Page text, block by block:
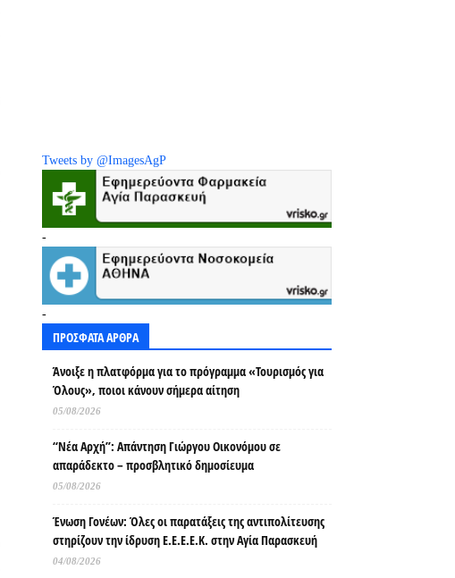
Tweets by @ImagesAgP
-
-
ΠΡΟΣΦΑΤΑ ΑΡΘΡΑ
Άνοιξε η πλατφόρμα για το πρόγραμμα «Τουρισμός για
Όλους», ποιοι κάνουν σήμερα αίτηση
05/08/2026
“Νέα Αρχή”: Απάντηση Γιώργου Οικονόμου σε
απαράδεκτο – προσβλητικό δημοσίευμα
05/08/2026
Ένωση Γονέων: Όλες οι παρατάξεις της αντιπολίτευσης
στηρίζουν την ίδρυση Ε.Ε.Ε.Ε.Κ. στην Αγία Παρασκευή
04/08/2026